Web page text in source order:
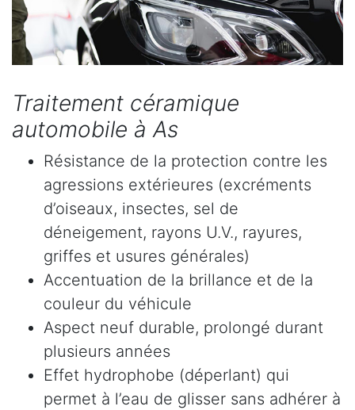
Traitement céramique
automobile à As
Résistance de la protection contre les
agressions extérieures (excréments
d’oiseaux, insectes, sel de
déneigement, rayons U.V., rayures,
griffes et usures générales)
Accentuation de la brillance et de la
couleur du véhicule
Aspect neuf durable, prolongé durant
plusieurs années
Effet hydrophobe (déperlant) qui
permet à l’eau de glisser sans adhérer à